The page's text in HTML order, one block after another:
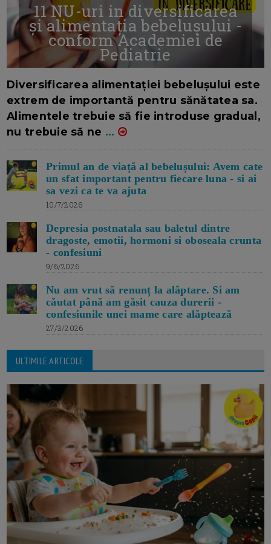
11 NU-uri in diversificarea
și alimentația bebelușului -
conform Academiei de
Pediatrie
Diversificarea alimentației bebelușului este
extrem de importantă pentru sănătatea sa.
Alimentele trebuie să fie introduse gradual,
nu trebuie să ne ...
Primul an de viață al bebelușului: Avem cate
un sfat important pentru fiecare luna - si ai
sa vezi ca te va ajuta
10/7/2026
Depresia postnatala sau baletul dintre
dragoste, emotii, hormoni si oboseala crunta
- confesiuni
9/6/2026
Nu am vrut să renunț la alăptare. Si am
căutat până am găsit cauza durerii -
confesiunile unei mame care alăptează
27/3/2026
ULTIMILE ARTICOLE